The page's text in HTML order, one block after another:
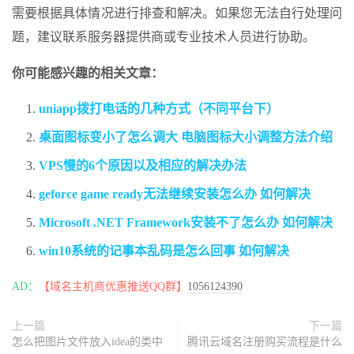
需要根据具体情况进行排查和解决。如果您无法自行处理问
题，建议联系服务器提供商或专业技术人员进行协助。
你可能感兴趣的相关文章：
uniapp拨打电话的几种方式（不同平台下）
桌面图标变小了怎么调大 电脑图标大小调整方法介绍
VPS慢的6个原因以及相应的解决办法
geforce game ready无法继续安装怎么办 如何解决
Microsoft .NET Framework安装不了怎么办 如何解决
win10系统的记事本乱码是怎么回事 如何解决
AD： 【域名主机商优惠推送QQ群】 1056124390
上一篇
怎么把图片文件放入idea的类中
下一篇
腾讯云域名注册购买流程是什么